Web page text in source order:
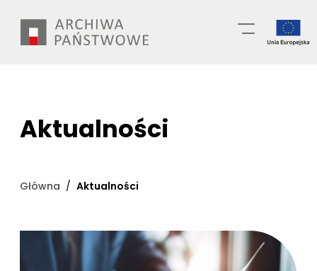
treści
Aktualności
Główna Aktualności